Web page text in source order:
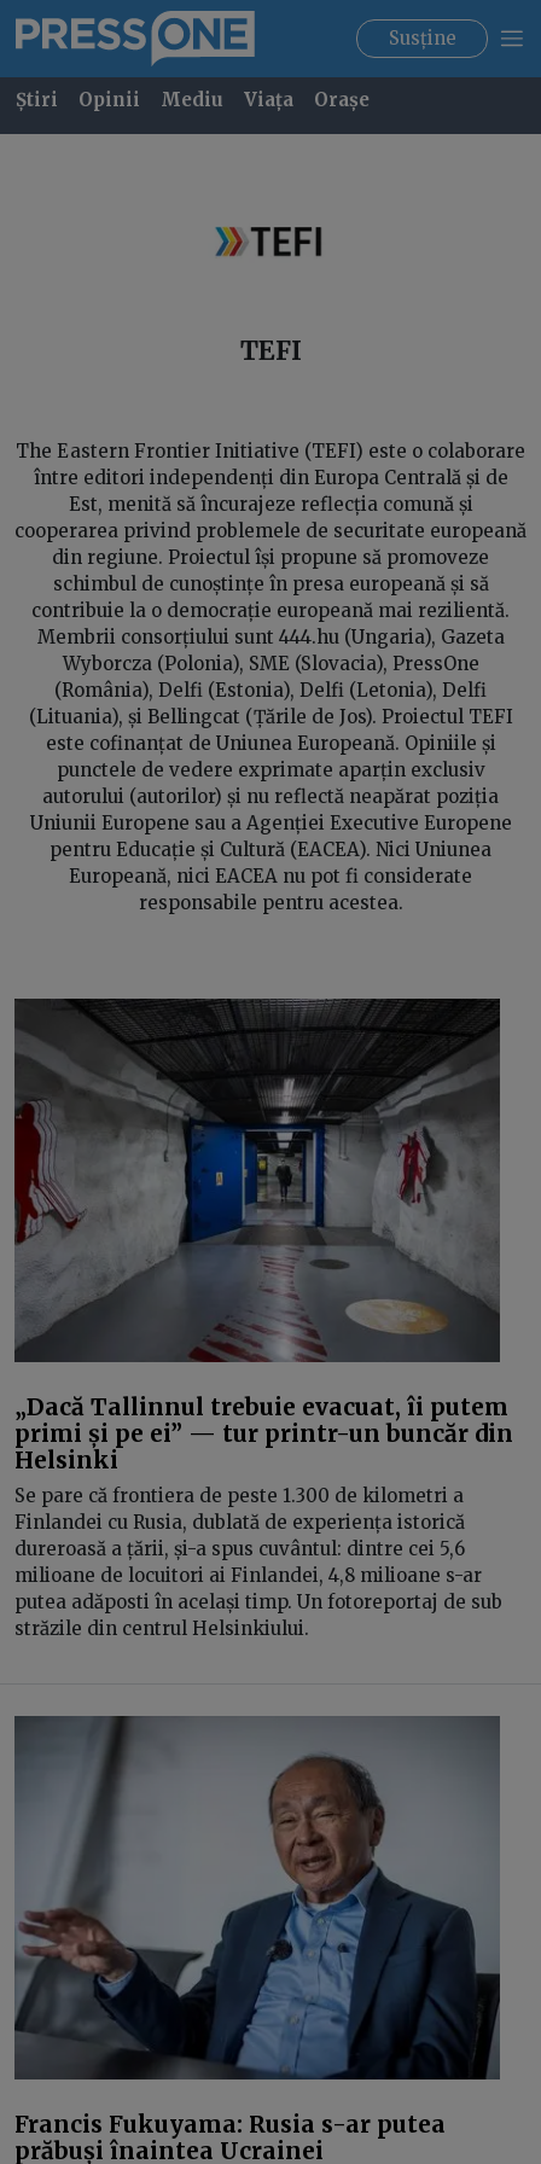
Susține
Știri Opinii Mediu Viața Orașe
TEFI
The Eastern Frontier Initiative (TEFI) este o colaborare
între editori independenți din Europa Centrală și de
Est, menită să încurajeze reflecția comună și
cooperarea privind problemele de securitate europeană
din regiune. Proiectul își propune să promoveze
schimbul de cunoștințe în presa europeană și să
contribuie la o democrație europeană mai rezilientă.
Membrii consorțiului sunt 444.hu (Ungaria), Gazeta
Wyborcza (Polonia), SME (Slovacia), PressOne
(România), Delfi (Estonia), Delfi (Letonia), Delfi
(Lituania), și Bellingcat (Țările de Jos). Proiectul TEFI
este cofinanțat de Uniunea Europeană. Opiniile și
punctele de vedere exprimate aparțin exclusiv
autorului (autorilor) și nu reflectă neapărat poziția
Uniunii Europene sau a Agenției Executive Europene
pentru Educație și Cultură (EACEA). Nici Uniunea
Europeană, nici EACEA nu pot fi considerate
responsabile pentru acestea.
„Dacă Tallinnul trebuie evacuat, îi putem
primi și pe ei” — tur printr-un buncăr din
Helsinki
Se pare că frontiera de peste 1.300 de kilometri a
Finlandei cu Rusia, dublată de experiența istorică
dureroasă a țării, și-a spus cuvântul: dintre cei 5,6
milioane de locuitori ai Finlandei, 4,8 milioane s-ar
putea adăposti în același timp. Un fotoreportaj de sub
străzile din centrul Helsinkiului.
Francis Fukuyama: Rusia s-ar putea
prăbuși înaintea Ucrainei